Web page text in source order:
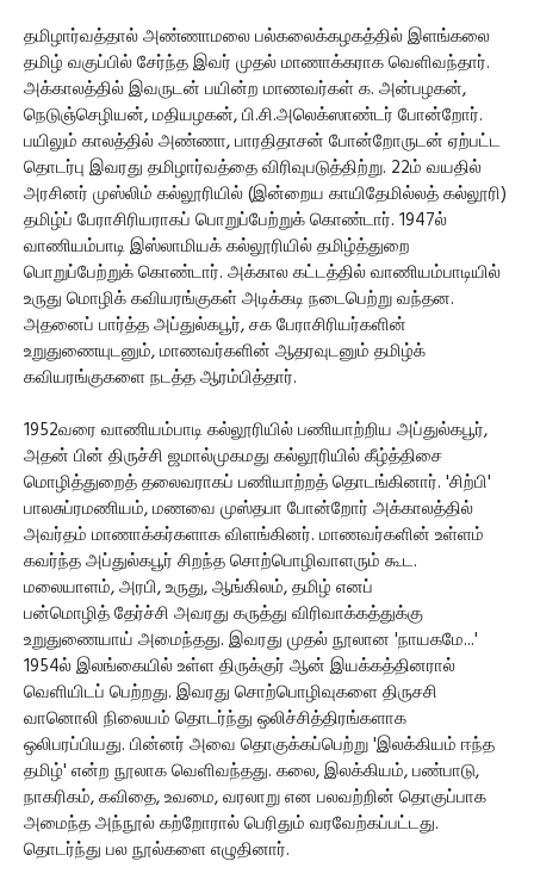
தமிழார்வத்தால் அண்ணாமலை பல்கலைக்கழகத்தில் இளங்கலை
தமிழ் வகுப்பில் சேர்ந்த இவர் முதல் மாணாக்கராக வெளிவந்தார்.
அக்காலத்தில் இவருடன் பயின்ற மாணவர்கள் க. அன்பழகன்,
நெடுஞ்செழியன், மதியழகன், பி.சி.அலெக்ஸாண்டர் போன்றோர்.
பயிலும் காலத்தில் அண்ணா, பாரதிதாசன் போன்றோருடன் ஏற்பட்ட
தொடர்பு இவரது தமிழார்வத்தை விரிவுபடுத்திற்று. 22ம் வயதில்
அரசினர் முஸ்லிம் கல்லூரியில் (இன்றைய காயிதேமில்லத் கல்லூரி)
தமிழ்ப் பேராசிரியராகப் பொறுப்பேற்றுக் கொண்டார். 1947ல்
வாணியம்பாடி இஸ்லாமியக் கல்லூரியில் தமிழ்த்துறை
பொறுப்பேற்றுக் கொண்டார். அக்கால கட்டத்தில் வாணியம்பாடியில்
உருது மொழிக் கவியரங்குகள் அடிக்கடி நடைபெற்று வந்தன.
அதனைப் பார்த்த அப்துல்கபூர், சக பேராசிரியர்களின்
உறுதுணையுடனும், மாணவர்களின் ஆதரவுடனும் தமிழ்க்
கவியரங்குகளை நடத்த ஆரம்பித்தார்.
1952வரை வாணியம்பாடி கல்லூரியில் பணியாற்றிய அப்துல்கபூர்,
அதன் பின் திருச்சி ஜமால்முகமது கல்லூரியில் கீழ்த்திசை
மொழித்துறைத் தலைவராகப் பணியாற்றத் தொடங்கினார். 'சிற்பி'
பாலசுப்ரமணியம், மணவை முஸ்தபா போன்றோர் அக்காலத்தில்
அவர்தம் மாணாக்கர்களாக விளங்கினர். மாணவர்களின் உள்ளம்
கவர்ந்த அப்துல்கபூர் சிறந்த சொற்பொழிவாளரும் கூட.
மலையாளம், அரபி, உருது, ஆங்கிலம், தமிழ் எனப்
பன்மொழித் தேர்ச்சி அவரது கருத்து விரிவாக்கத்துக்கு
உறுதுணையாய் அமைந்தது. இவரது முதல் நூலான 'நாயகமே...'
1954ல் இலங்கையில் உள்ள திருக்குர் ஆன் இயக்கத்தினரால்
வெளியிடப் பெற்றது. இவரது சொற்பொழிவுகளை திருசசி
வானொலி நிலையம் தொடர்ந்து ஒலிச்சித்திரங்களாக
ஒலிபரப்பியது. பின்னர் அவை தொகுக்கப்பெற்று 'இலக்கியம் ஈந்த
தமிழ்' என்ற நூலாக வெளிவந்தது. கலை, இலக்கியம், பண்பாடு,
நாகரிகம், கவிதை, உவமை, வரலாறு என பலவற்றின் தொகுப்பாக
அமைந்த அந்நூல் கற்றோரால் பெரிதும் வரவேற்கப்பட்டது.
தொடர்ந்து பல நூல்களை எழுதினார்.